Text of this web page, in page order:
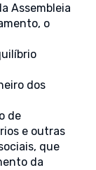
Assembleia
o
dos
de
e outras
que
da